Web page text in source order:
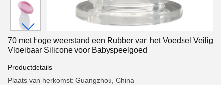
70 met hoge weerstand een Rubber van het Voedsel Veilig
Vloeibaar Silicone voor Babyspeelgoed
Productdetails
Plaats van herkomst: Guangzhou, China